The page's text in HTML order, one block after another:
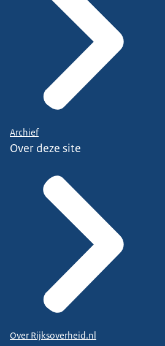
Archief
Over deze site
Over Rijksoverheid.nl